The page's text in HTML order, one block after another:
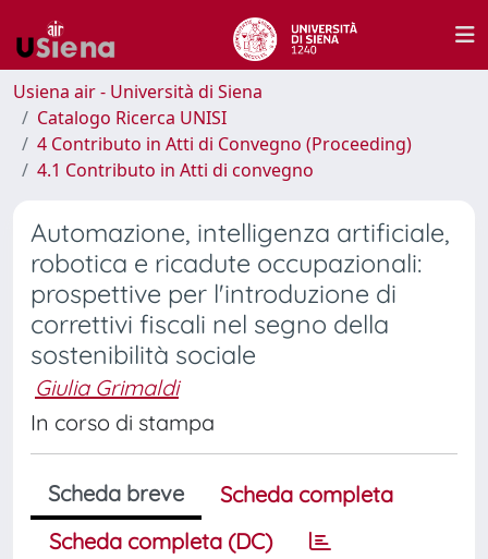
Usiena air - Università di Siena
Catalogo Ricerca UNISI
4 Contributo in Atti di Convegno (Proceeding)
4.1 Contributo in Atti di convegno
Automazione, intelligenza artificiale,
robotica e ricadute occupazionali:
prospettive per l'introduzione di
correttivi fiscali nel segno della
sostenibilità sociale
Giulia Grimaldi
In corso di stampa
Scheda breve
Scheda completa
Scheda completa (DC)